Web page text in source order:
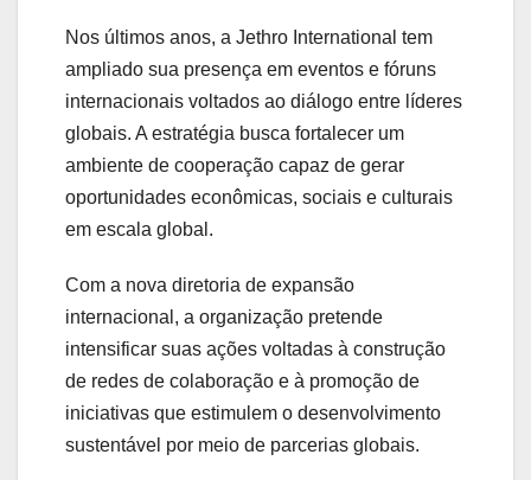
Nos últimos anos, a Jethro International tem
ampliado sua presença em eventos e fóruns
internacionais voltados ao diálogo entre líderes
globais. A estratégia busca fortalecer um
ambiente de cooperação capaz de gerar
oportunidades econômicas, sociais e culturais
em escala global.
Com a nova diretoria de expansão
internacional, a organização pretende
intensificar suas ações voltadas à construção
de redes de colaboração e à promoção de
iniciativas que estimulem o desenvolvimento
sustentável por meio de parcerias globais.